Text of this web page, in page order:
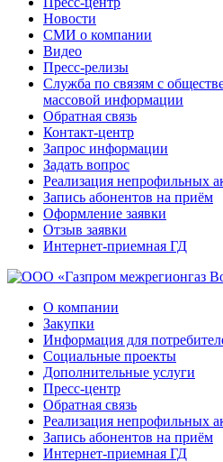
Новости
СМИ о компании
Видео
Пресс-релизы
Служба по связям с
массовой информации
Обратная связь
Контакт-центр
Запрос информации
Задать вопрос
Реализация непрофильных
Запись абонентов на приём
Оформление заявки
Отзыв заявки
Интернет-приемная ГД
О компании
Закупки
Информация для
Социальные проекты
Дополнительные услуги
Пресс-центр
Обратная связь
Реализация непрофильных
Запись абонентов на приём
Интернет-приемная ГД